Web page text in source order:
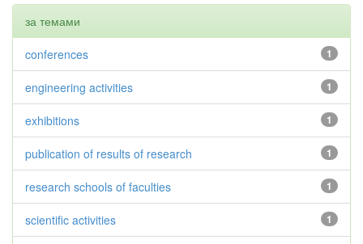
за темами
1
conferences
1
engineering activities
1
exhibitions
1
publication of results of research
1
research schools of faculties
1
scientific activities